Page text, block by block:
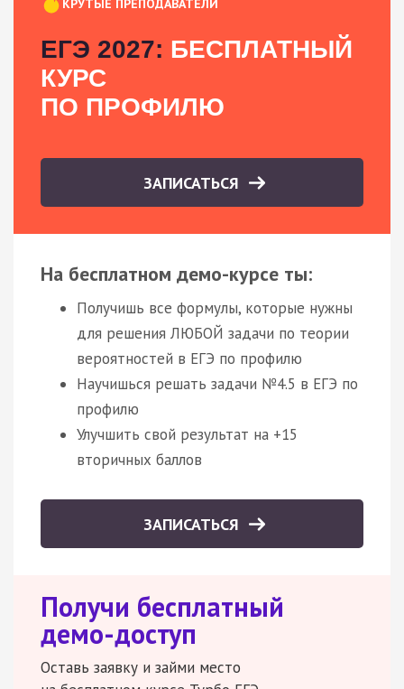
КРУТЫЕ ПРЕПОДАВАТЕЛИ
ЕГЭ 2027: БЕСПЛАТНЫЙ
КУРС
ПО ПРОФИЛЮ
ЗАПИСАТЬСЯ
На бесплатном демо-курсе ты:
Получишь все формулы, которые нужны
для решения ЛЮБОЙ задачи по теории
вероятностей в ЕГЭ по профилю
Научишься решать задачи №4.5 в ЕГЭ по
профилю
Улучшить свой результат на +15
вторичных баллов
ЗАПИСАТЬСЯ
Получи бесплатный
демо-доступ
Оставь заявку и займи место